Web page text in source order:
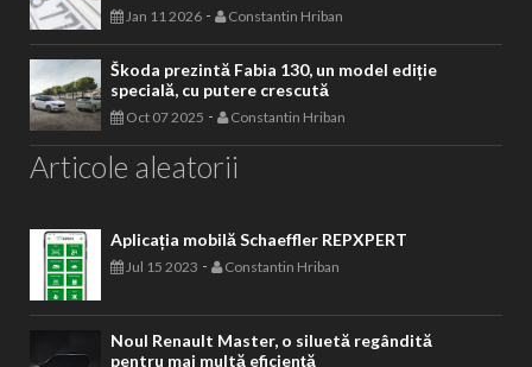
Jan 11 2026 - Constantin Hriban
Škoda prezintă Fabia 130, un model ediție
specială, cu putere crescută
Oct 07 2025 - Constantin Hriban
Articole aleatorii
Aplicația mobilă Schaeffler REPXPERT
Jul 15 2023 - Constantin Hriban
Noul Renault Master, o siluetă regândită
pentru mai multă eficiență